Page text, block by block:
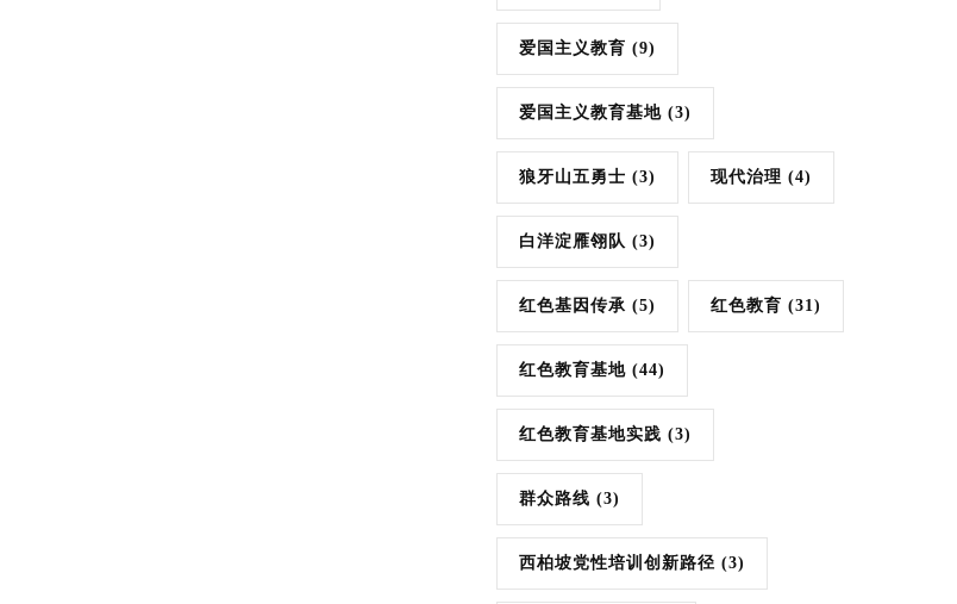
爱国主义教育 (9)
爱国主义教育基地 (3)
狼牙山五勇士 (3) 现代治理 (4)
白洋淀雁翎队 (3)
红色基因传承 (5) 红色教育 (31)
红色教育基地 (44)
红色教育基地实践 (3)
群众路线 (3)
西柏坡党性培训创新路径 (3)